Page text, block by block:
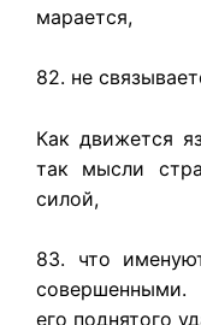
марается,
82. не
Как движется
так мысли
силой,
83. что
совершенными.
его поднятого